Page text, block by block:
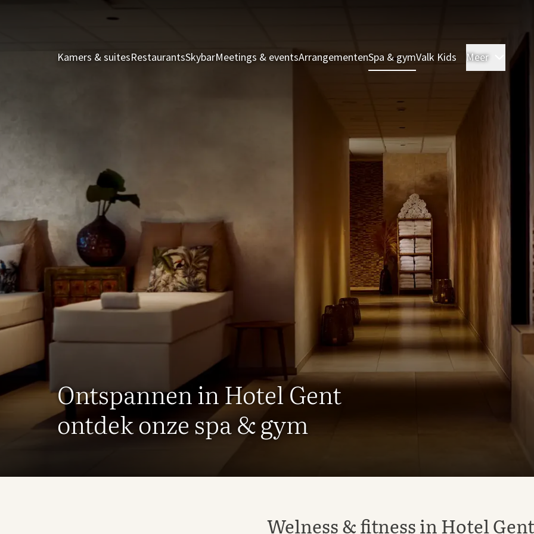
Kamers & suitesRestaurantsSkybarMeetings & eventsArrangementenSpa & gymValk Kids Meer
Ontspannen in Hotel Gent
ontdek onze spa & gym
Welness & fitness in Hotel Gent